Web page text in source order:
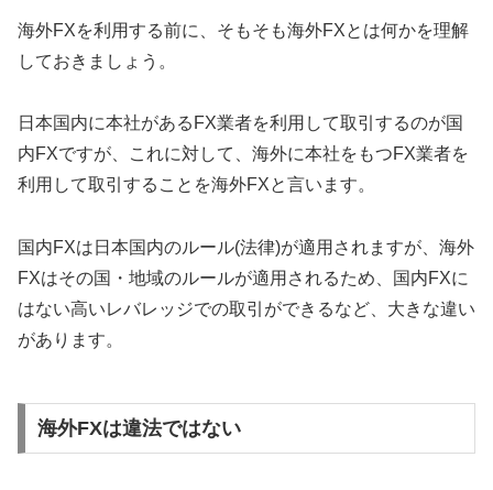
海外FXを利用する前に、そもそも海外FXとは何かを理解
しておきましょう。
日本国内に本社があるFX業者を利用して取引するのが国
内FXですが、これに対して、海外に本社をもつFX業者を
利用して取引することを海外FXと言います。
国内FXは日本国内のルール(法律)が適用されますが、海外
FXはその国・地域のルールが適用されるため、国内FXに
はない高いレバレッジでの取引ができるなど、大きな違い
があります。
海外FXは違法ではない